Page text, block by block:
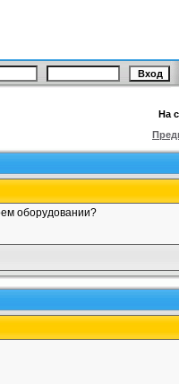
На
оборудовании?